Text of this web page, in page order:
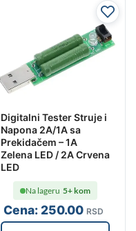
Digitalni Tester Struje i
Napona 2A/1A sa
Prekidačem – 1A
Zelena LED / 2A Crvena
LED
Cena: 250.00 RSD
Na lageru 5+ kom